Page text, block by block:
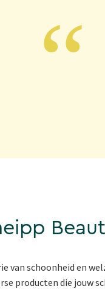
“
van schoonheid en
producten die jouw